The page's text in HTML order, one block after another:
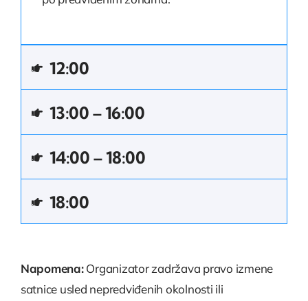
12:00
13:00 – 16:00
14:00 – 18:00
18:00
Napomena:Organizator zadržava pravo izmene
satnice usled nepredviđenih okolnosti ili